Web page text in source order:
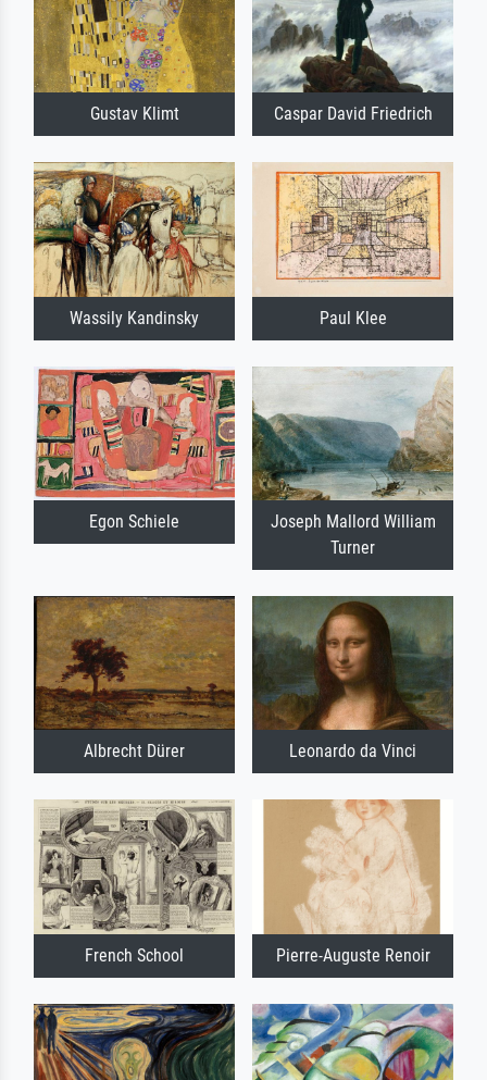
Gustav Klimt Caspar David Friedrich
Wassily Kandinsky Paul Klee
Egon Schiele
Joseph Mallord William
Turner
Albrecht Dürer Leonardo da Vinci
French School Pierre-Auguste Renoir